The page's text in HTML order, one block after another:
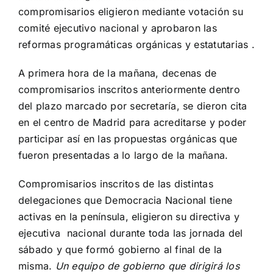
compromisarios eligieron mediante votación su
comité ejecutivo nacional y aprobaron las
reformas programáticas orgánicas y estatutarias .
A primera hora de la mañana, decenas de
compromisarios inscritos anteriormente dentro
del plazo marcado por secretaría, se dieron cita
en el centro de Madrid para acreditarse y poder
participar así en las propuestas orgánicas que
fueron presentadas a lo largo de la mañana.
Compromisarios inscritos de las distintas
delegaciones que Democracia Nacional tiene
activas en la península, eligieron su directiva y
ejecutiva nacional durante toda las jornada del
sábado y que formó gobierno al final de la
misma. Un equipo de gobierno que dirigirá los